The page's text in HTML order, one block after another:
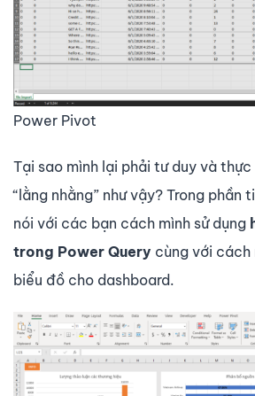
Power Pivot
Tại sao mình lại phải tư duy và
“lằng nhằng” như vậy? Trong phần
nói với các bạn cách mình sử dụng
trong Power Query cùng với cách
biểu đồ cho dashboard.